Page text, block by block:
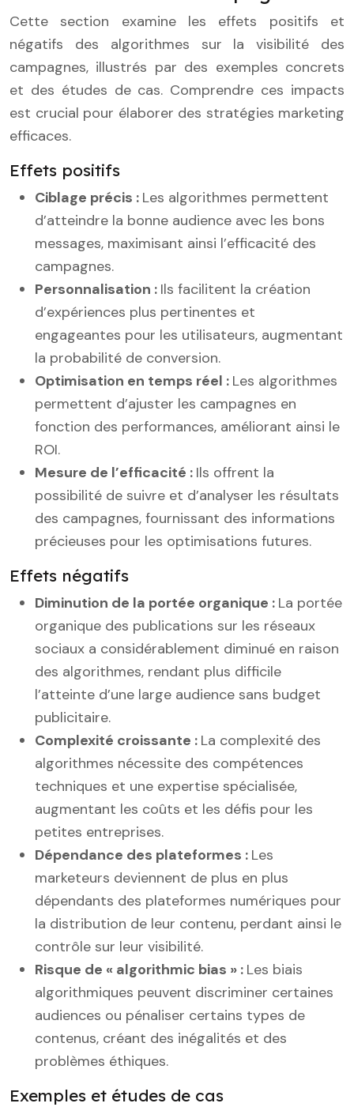
Cette section examine les effets positifs et
négatifs des algorithmes sur la visibilité des
campagnes, illustrés par des exemples concrets
et des études de cas. Comprendre ces impacts
est crucial pour élaborer des stratégies marketing
efficaces.
Effets positifs
Ciblage précis : Les algorithmes permettent
d’atteindre la bonne audience avec les bons
messages, maximisant ainsi l’efficacité des
campagnes.
Personnalisation : Ils facilitent la création
d’expériences plus pertinentes et
engageantes pour les utilisateurs, augmentant
la probabilité de conversion.
Optimisation en temps réel : Les algorithmes
permettent d’ajuster les campagnes en
fonction des performances, améliorant ainsi le
ROI.
Mesure de l’efficacité : Ils offrent la
possibilité de suivre et d’analyser les résultats
des campagnes, fournissant des informations
précieuses pour les optimisations futures.
Effets négatifs
Diminution de la portée organique : La portée
organique des publications sur les réseaux
sociaux a considérablement diminué en raison
des algorithmes, rendant plus difficile
l’atteinte d’une large audience sans budget
publicitaire.
Complexité croissante : La complexité des
algorithmes nécessite des compétences
techniques et une expertise spécialisée,
augmentant les coûts et les défis pour les
petites entreprises.
Dépendance des plateformes : Les
marketeurs deviennent de plus en plus
dépendants des plateformes numériques pour
la distribution de leur contenu, perdant ainsi le
contrôle sur leur visibilité.
Risque de « algorithmic bias » : Les biais
algorithmiques peuvent discriminer certaines
audiences ou pénaliser certains types de
contenus, créant des inégalités et des
problèmes éthiques.
Exemples et études de cas